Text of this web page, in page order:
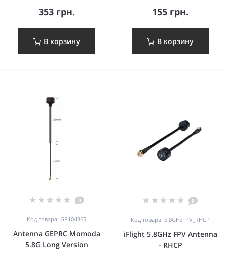
353 грн.
В корзину
155 грн.
В корзину
0
Код товара: GP104365
Antenna GEPRC Momoda
5.8G Long Version
0
Код товара: 5.8GHzFPV_RHCP
iFlight 5.8GHz FPV Antenna
- RHCP